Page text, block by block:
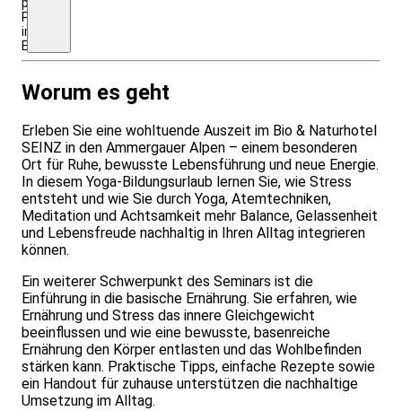
Person
im
Einzelzimmer
Worum es geht
Erleben Sie eine wohltuende Auszeit im Bio & Naturhotel
SEINZ in den Ammergauer Alpen – einem besonderen
Ort für Ruhe, bewusste Lebensführung und neue Energie.
In diesem Yoga-Bildungsurlaub lernen Sie, wie Stress
entsteht und wie Sie durch Yoga, Atemtechniken,
Meditation und Achtsamkeit mehr Balance, Gelassenheit
und Lebensfreude nachhaltig in Ihren Alltag integrieren
können.
Ein weiterer Schwerpunkt des Seminars ist die
Einführung in die basische Ernährung. Sie erfahren, wie
Ernährung und Stress das innere Gleichgewicht
beeinflussen und wie eine bewusste, basenreiche
Ernährung den Körper entlasten und das Wohlbefinden
stärken kann. Praktische Tipps, einfache Rezepte sowie
ein Handout für zuhause unterstützen die nachhaltige
Umsetzung im Alltag.